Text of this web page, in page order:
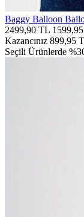
Baggy Balloon
2499,90 TL
Kazancınız 899,95
Seçili Ürünlerde